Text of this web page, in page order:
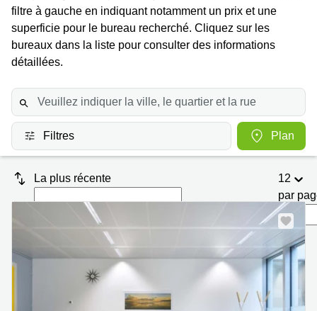
Bureau
Centre
d’affaires
Coworking
Salles
de
réunion
Bureau
virtuel
Esch-
sur-
Alzette
Senningerberg
Bertrange
Sandweiler
Luxembourg
Salle de
réunion
Luxembourg
Centre
d'affaires
Luxembourg
Bertrange
Сoworking
Сoworking
Publier un bureau
Prix
Connexion
Choisissez une langue
Luxembourg
filtre à gauche en indiquant notamment un prix et une
superficie pour le bureau recherché. Cliquez sur les
bureaux dans la liste pour consulter des informations
détaillées.
Filtres Plan
La plus récente
12
par